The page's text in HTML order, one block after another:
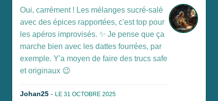
Oui, carrément ! Les mélanges sucré-salé
avec des épices rapportées, c'est top pour
les apéros improvisés. ✨ Je pense que ça
marche bien avec les dattes fourrées, par
exemple. Y'a moyen de faire des trucs safe
et originaux 😉
Johan25 - LE 31 OCTOBRE 2025